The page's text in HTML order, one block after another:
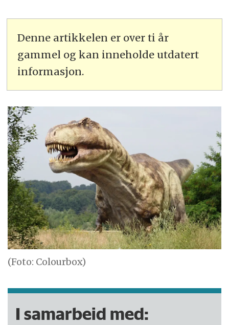
Denne artikkelen er over ti år
gammel og kan inneholde utdatert
informasjon.
(Foto: Colourbox)
I samarbeid med: